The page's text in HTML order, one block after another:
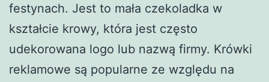
festynach. Jest to mała czekoladka w
kształcie krowy, która jest często
udekorowana logo lub nazwą firmy. Krówki
reklamowe są popularne ze względu na